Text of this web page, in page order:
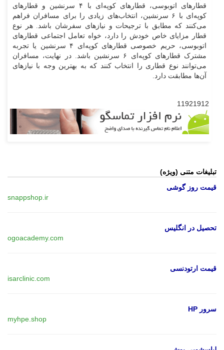
قطارهای اتوبوسی، قطارهای کوپه‌ای با ۴ سرنشین و قطارهای
کوپه‌ای با ۶ سرنشین، انتخاب‌های زیادی را برای مسافران فراهم
می‌کنند که مطابق با ترجیحات و نیازهای سفرشان باشد. هر نوع
قطار مزایای خاص خودش را دارد، خواه تعامل اجتماعی قطارهای
اتوبوسی، حریم خصوصی قطارهای کوپه‌ای ۴ سرنشین یا تجربه
مشترک قطارهای کوپه‌ای ۶ سرنشین باشد. در نهایت، مسافران
می‌توانند نوع قطاری را انتخاب کنند که به بهترین وجه با نیازهای
آن‌ها مطابقت دارد.
11921912
تبلیغات متنی (ویژه)
قیمت روز گوشی
snappshop.ir
تحصیل در انگلیس
ogoacademy.com
قیمت ارتودنسی
isarclinic.com
سرور HP
myhpe.shop